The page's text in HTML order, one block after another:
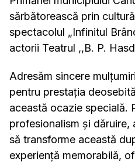
sărbătorească prin
spectacolul „Infinitul
actorii Teatrul ,,B. P.
Adresăm sincere
pentru prestația
această ocazie specială.
profesionalism și
să transforme această
experiență memorabilă,